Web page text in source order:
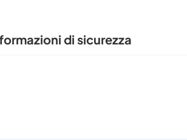
di sicurezza